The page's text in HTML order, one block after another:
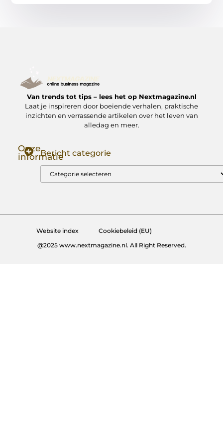
Van trends tot tips – lees het op Nextmagazine.nl
Laat je inspireren door boeiende verhalen, praktische
inzichten en verrassende artikelen over het leven van
alledag en meer.
Onze
informatieBericht categorie
Website index
Cookiebeleid (EU)
@2025 www.nextmagazine.nl. All Right Reserved.